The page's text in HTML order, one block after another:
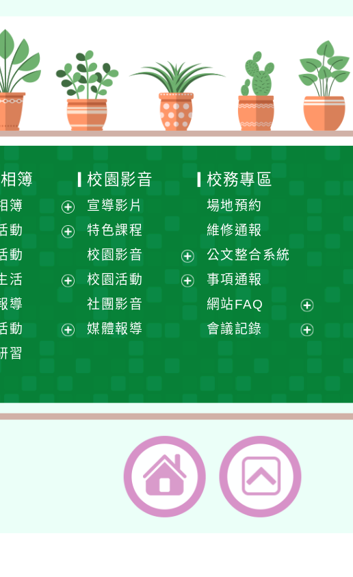
簿
簿
展
開
單
動
選
動
活
選
導
動
單
習
校園影音
宣導影片
特色課程
校園影音
展
開
校園活動
社團影音
媒體報導
校務專區
場地預約
維修通報
公文整合系統
事項通報
網站FAQ
展
會議記錄
單